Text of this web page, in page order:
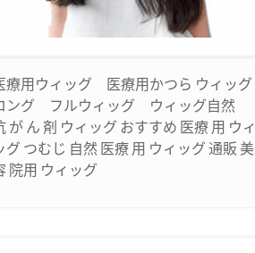
療用ウィッグ 医療用かつら ウィッグ
ング フルウィッグ ウィッグ自然
が ん 剤 ウィッグ おすすめ 医療 用 ウィ
グ つむじ 自然 医療 用 ウィッグ 通販 美
院用 ウィッグ